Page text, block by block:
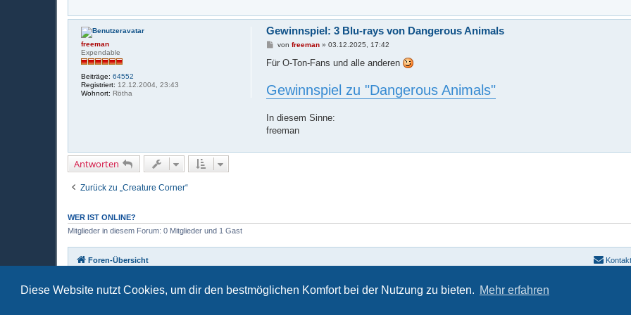
Diese Website nutzt Cookies, um dir den bestmöglichen Komfort bei der Nutzung zu bieten. Mehr erfahren
freeman
Expendable
Beiträge: 64552
Registriert: 12.12.2004, 23:43
Wohnort: Rötha
Gewinnspiel: 3 Blu-rays von Dangerous Animals
B
i
a
g
vonfreeman »03.12.2025, 17:42
Für O-Ton-Fans und alle anderen
Gewinnspiel zu "Dangerous Animals"
In diesem Sinne:
freeman
Antworten
Zurück zu „Creature Corner“
WER IST ONLINE?
Mitglieder in diesem Forum: 0 Mitglieder und 1 Gast
Foren-Übersicht Kontakt
Deutsche Übersetzung durch phpBB.de